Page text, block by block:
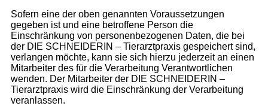
Sofern eine der oben genannten Voraussetzungen
gegeben ist und eine betroffene Person die
Einschränkung von personenbezogenen Daten, die bei
der DIE SCHNEIDERIN – Tierarztpraxis gespeichert sind,
verlangen möchte, kann sie sich hierzu jederzeit an einen
Mitarbeiter des für die Verarbeitung Verantwortlichen
wenden. Der Mitarbeiter der DIE SCHNEIDERIN –
Tierarztpraxis wird die Einschränkung der Verarbeitung
veranlassen.